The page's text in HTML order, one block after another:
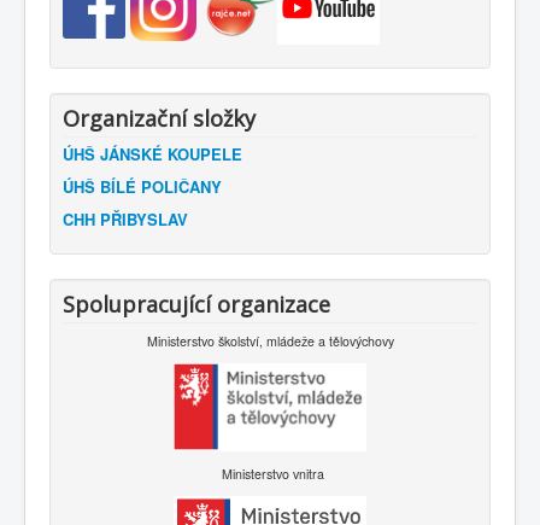
Organizační složky
ÚHŠ JÁNSKÉ KOUPELE
ÚHŠ BÍLÉ POLIČANY
CHH PŘIBYSLAV
Spolupracující organizace
Ministerstvo školství, mládeže a tělovýchovy
Ministerstvo vnitra